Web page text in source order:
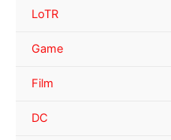
LoTR
Game
Film
DC